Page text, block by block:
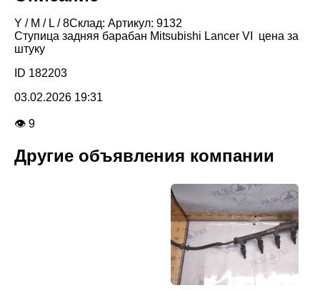
Y / M / L / 8Склад: Артикул: 9132
Ступица задняя барабан Mitsubishi Lancer VI цена за
штуку
ID 182203
03.02.2026 19:31
👁 9
Другие объявления компании